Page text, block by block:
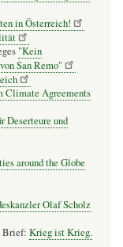
in Österreich!
"Kein
San Remo"
Climate Agreements
Deserteure und
around the Globe
Olaf Scholz
Brief: Krieg ist Krieg.